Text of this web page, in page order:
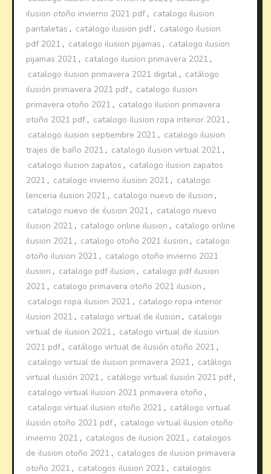
ilusion otoño invierno 2021 pdf , catalogo ilusion
pantaletas , catalogo ilusion pdf , catalogo ilusion
pdf 2021 , catalogo ilusion pijamas , catalogo ilusion
pijamas 2021 , catalogo ilusion primavera 2021 ,
catalogo ilusion primavera 2021 digital , catálogo
ilusión primavera 2021 pdf , catalogo ilusion
primavera otoño 2021 , catalogo ilusion primavera
otoño 2021 pdf , catalogo ilusion ropa interior 2021 ,
catalogo ilusion septiembre 2021 , catalogo ilusion
trajes de baño 2021 , catalogo ilusion virtual 2021 ,
catalogo ilusion zapatos , catalogo ilusion zapatos
2021 , catalogo invierno ilusion 2021 , catalogo
lenceria ilusion 2021 , catalogo nuevo de ilusion ,
catalogo nuevo de ilusion 2021 , catalogo nuevo
ilusion 2021 , catalogo online ilusion , catalogo online
ilusion 2021 , catalogo otoño 2021 ilusion , catalogo
otoño ilusion 2021 , catalogo otoño invierno 2021
ilusion , catalogo pdf ilusion , catalogo pdf ilusion
2021 , catalogo primavera otoño 2021 ilusion ,
catalogo ropa ilusion 2021 , catalogo ropa interior
ilusion 2021 , catalogo virtual de ilusion , catalogo
virtual de ilusion 2021 , catalogo virtual de ilusion
2021 pdf , catálogo virtual de ilusión otoño 2021 ,
catalogo virtual de ilusion primavera 2021 , catálogo
virtual ilusión 2021 , catálogo virtual ilusión 2021 pdf ,
catalogo virtual ilusion 2021 primavera otoño ,
catalogo virtual ilusion otoño 2021 , catálogo virtual
ilusión otoño 2021 pdf , catalogo virtual ilusion otoño
invierno 2021 , catalogos de ilusion 2021 , catalogos
de ilusion otoño 2021 , catalogos de ilusion primavera
otoño 2021 , catalogos ilusion 2021 , catalogos